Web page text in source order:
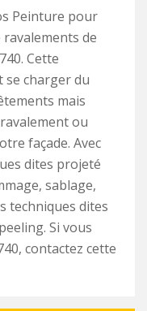
Peinture pour
de
Cette
charger du
mais
ou
façade. Avec
dites projeté
sablage,
techniques dites
Si vous
contactez cette